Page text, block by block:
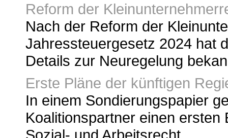
Reform der
Nach der Reform der
Jahressteuergesetz 2024 hat
Details zur Neuregelung
Erste Pläne der künftigen
In einem Sondierungspapier
Koalitionspartner einen